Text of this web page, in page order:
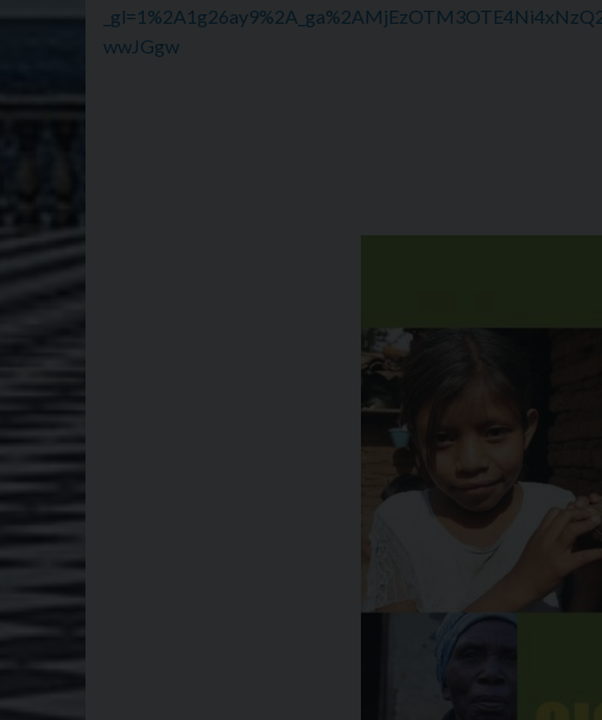
wwJGgw